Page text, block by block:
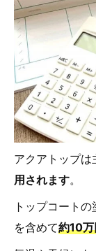
アクアトップは
用されます。
トップコート
を含めて約10